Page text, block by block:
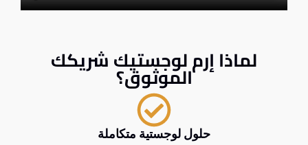
لماذا إرم لوجستيك شريكك
الموثوق؟
حلول لوجستية متكاملة